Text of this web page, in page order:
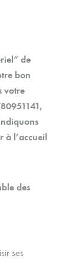
de
bon
votre
à l’accueil
des
ses